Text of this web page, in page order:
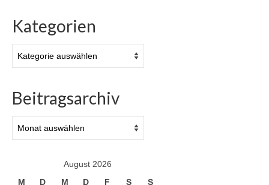
Kategorien
Beitragsarchiv
August 2026
M
D M D F S S